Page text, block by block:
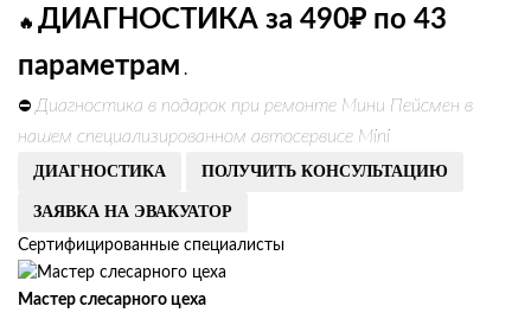
🔥 ДИАГНОСТИКА за 490₽ по 43
параметрам .
⛔ Диагностика в подарок при ремонте Мини Пейсмен в
нашем специализированном автосервисе Mini
ДИАГНОСТИКА ПОЛУЧИТЬ КОНСУЛЬТАЦИЮ
ЗАЯВКА НА ЭВАКУАТОР
Сертифицированные специалисты
Мастер слесарного цеха